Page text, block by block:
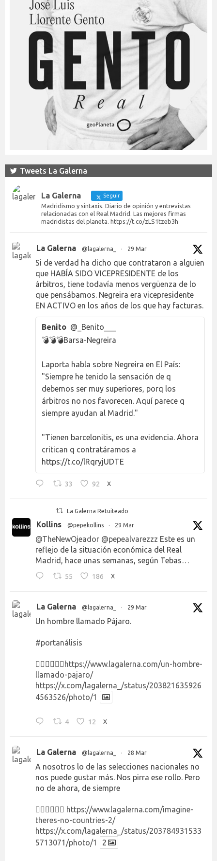
Tweets La Galerna
La Galerna Seguir
Madridismo y sintaxis. Diario de opinión y entrevistas
relacionadas con el Real Madrid. Las mejores firmas
madridistas del planeta. https://t.co/zLS1tzeb3h
La Galerna @lagalerna_ · 29 Mar
Si de verdad ha dicho que contrataron a alguien
que HABÍA SIDO VICEPRESIDENTE de los
árbitros, tiene todavía menos vergüenza de lo
que pensábamos. Negreira era vicepresidente
EN ACTIVO en los años de los que hay facturas.
Benito @_Benito___
💣💣💣Barsa-Negreira
Laporta habla sobre Negreira en El País:
"Siempre he tenido la sensación de q
debemos ser muy superiores, porq los
árbitros no nos favorecen. Aquí parece q
siempre ayudan al Madrid."
"Tienen barcelonitis, es una evidencia. Ahora
critican q contratáramos a
https://t.co/lRqryjUDTE
33 92 X
La Galerna Retuiteado
Kollins @pepekollins · 29 Mar
@TheNewOjeador @pepealvarezzz Este es un
reflejo de la situación económica del Real
Madrid, hace unas semanas, según Tebas…
55 186 X
La Galerna @lagalerna_ · 29 Mar
Un hombre llamado Pájaro.
#portanálisis
👉🏻👉🏻👉🏻 https://www.lagalerna.com/un-hombre-
llamado-pajaro/
https://x.com/lagalerna_/status/203821635926
4563526/photo/1
4 12 X
La Galerna @lagalerna_ · 28 Mar
A nosotros lo de las selecciones nacionales no
nos puede gustar más. Nos pirra ese rollo. Pero
no de ahora, de siempre
👉🏻👉🏻👉🏻 https://www.lagalerna.com/imagine-
theres-no-countries-2/
https://x.com/lagalerna_/status/203784931533
5713071/photo/1
2